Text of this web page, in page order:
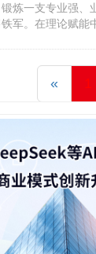
炼一支专业强、
军。在理论赋能
« 1